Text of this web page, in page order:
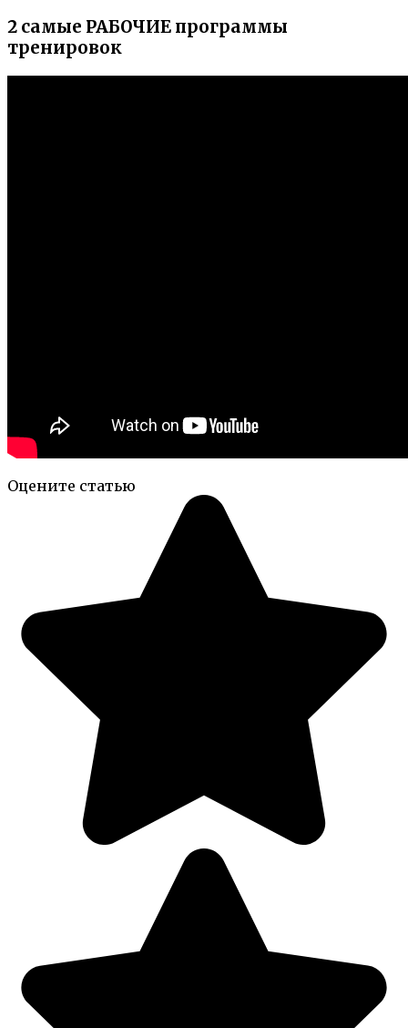
2 самые РАБОЧИЕ программы
тренировок
Оцените статью